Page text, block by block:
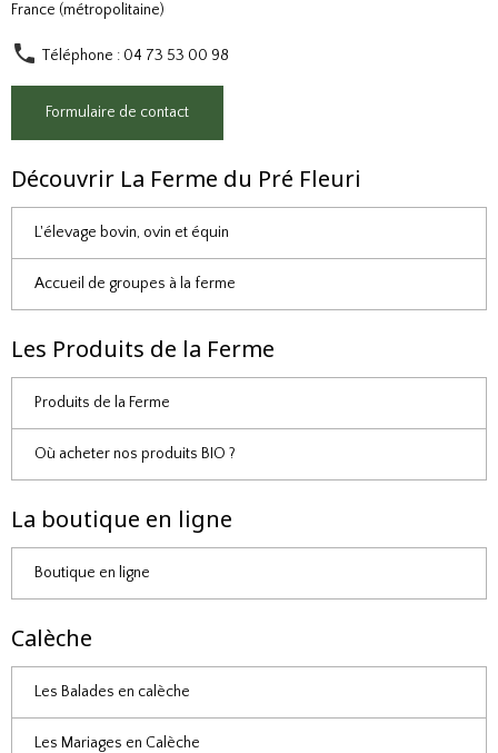
France (métropolitaine)
Téléphone : 04 73 53 00 98
Formulaire de contact
Découvrir La Ferme du Pré Fleuri
L'élevage bovin, ovin et équin
Accueil de groupes à la ferme
Les Produits de la Ferme
Produits de la Ferme
Où acheter nos produits BIO ?
La boutique en ligne
Boutique en ligne
Calèche
Les Balades en calèche
Les Mariages en Calèche